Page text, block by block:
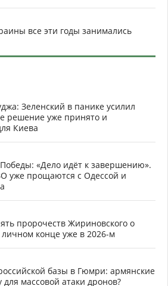
все эти годы занимались
Зеленский в панике усилил
решение уже принято и
Киева
«Дело идёт к завершению».
уже прощаются с Одессой и
пророчеств Жириновского о
конце уже в 2026-м
базы в Гюмри: армянские
для массовой атаки дронов?